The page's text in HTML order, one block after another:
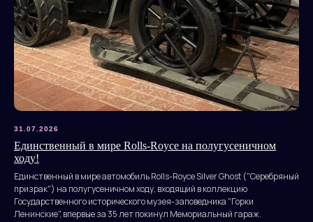
31.07.2026
Единственный в мире Rolls-Royce на полугусеничном
ходу!
Единственный в мире автомобиль Rolls-Royce Silver Ghost ("Серебряный
призрак") на полугусеничном ходу, входящий в коллекцию
Государственного исторического музея-заповедника "Горки
Ленинские", впервые за 35 лет покинул Мемориальный гараж.